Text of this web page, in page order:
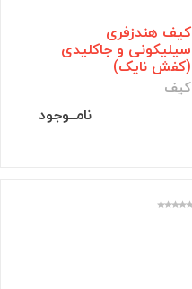
کیف هندزفری
سیلیکونی و جاکلیدی
(کفش نایک)
کیف
نامــوجود